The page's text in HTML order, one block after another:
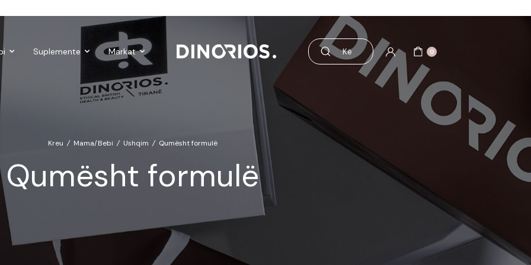
Suplemente Markat 0
Kreu / Mama/Bebi / Ushqim / Qumësht formulë
Qumësht formulë